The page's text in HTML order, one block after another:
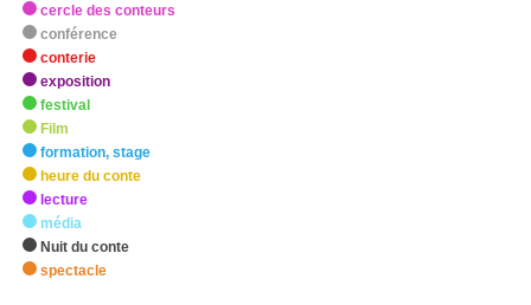
cercle des conteurs
conférence
conterie
exposition
festival
Film
formation, stage
heure du conte
lecture
média
Nuit du conte
spectacle